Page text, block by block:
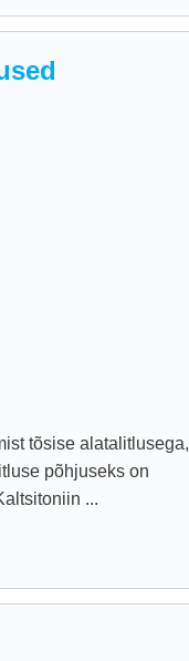
tõsise alatalitlusega,
põhjuseks on
...